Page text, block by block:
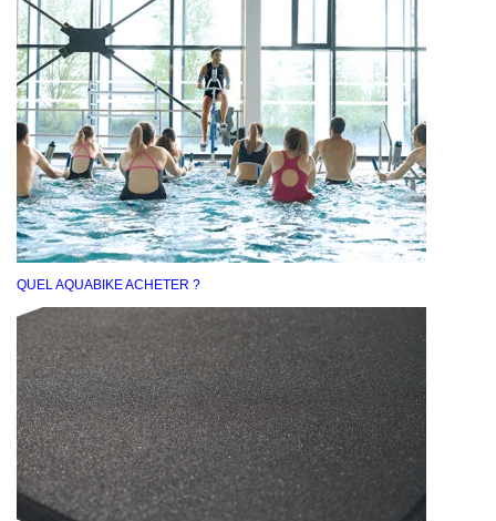
QUEL AQUABIKE ACHETER ?